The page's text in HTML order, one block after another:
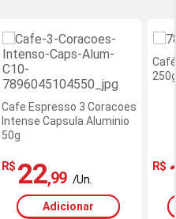
Cafe Espresso 3 Coracoes
Intense Capsula Aluminio
50g
R$ 22,99 /Un.
Adicionar
site
-
R$